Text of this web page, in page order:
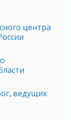
центра
ведущих